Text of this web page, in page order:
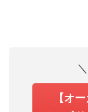
【オ